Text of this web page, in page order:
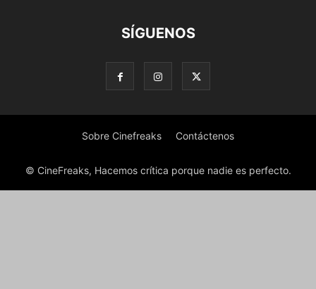
SÍGUENOS
Sobre Cinefreaks Contáctenos
© CineFreaks, Hacemos crítica porque nadie es perfecto.